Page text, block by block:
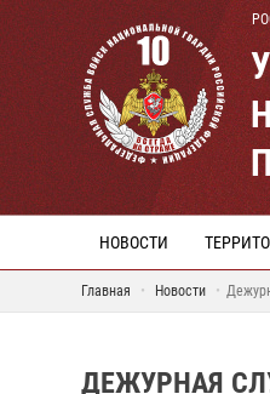
НОВОСТИ
Главная Новости
ДЕЖУРНАЯ